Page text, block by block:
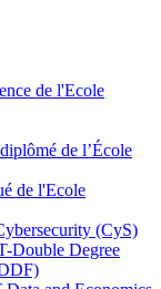
de l'Ecole
de l’École
de l'Ecole
(CyS)
Double Degree